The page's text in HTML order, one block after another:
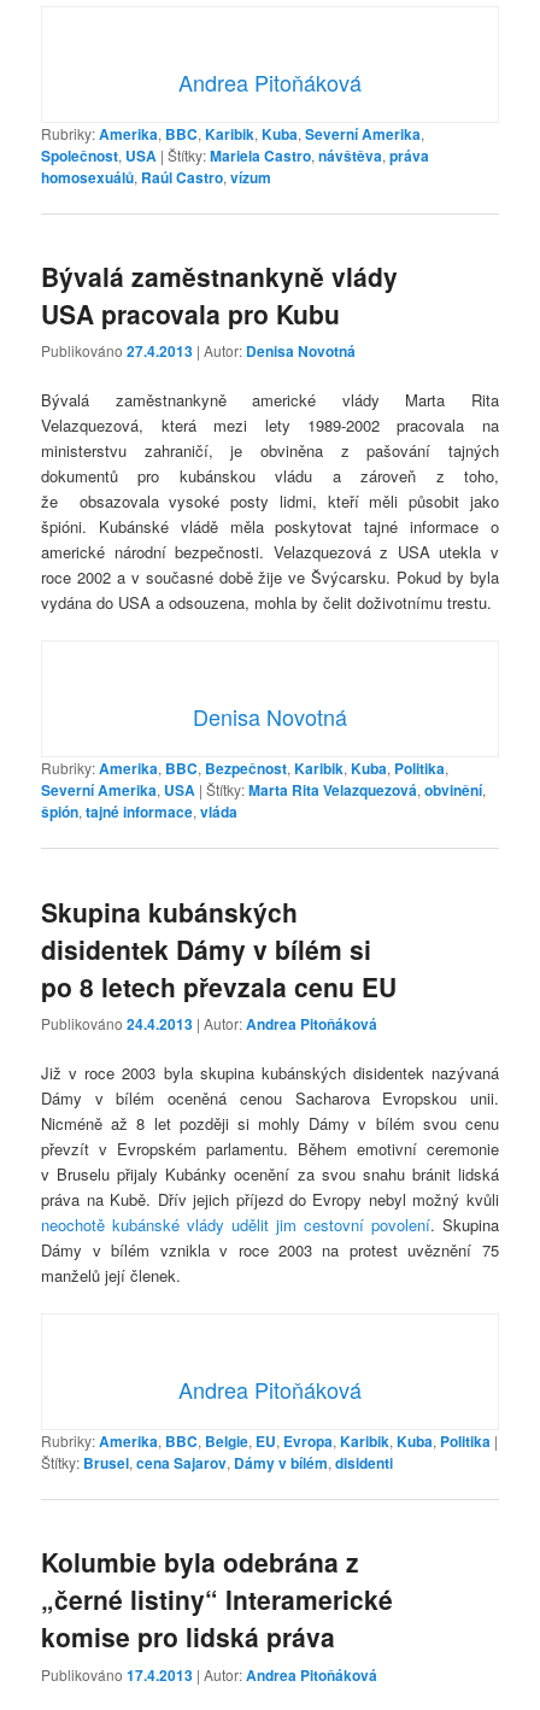
Andrea Pitoňáková
Rubriky:Amerika, BBC,Karibik,Kuba,Severní Amerika,
Společnost, USA |Štítky:Mariela Castro,návštěva,práva
homosexuálů, Raúl Castro,vízum
Bývalá zaměstnankyně vlády
USA pracovala pro Kubu
Publikováno27.4.2013 | Autor: Denisa Novotná
Bývalá zaměstnankyně americké vlády Marta Rita
Velazquezová, která mezi lety 1989-2002 pracovala na
ministerstvu zahraničí, je obviněna z pašování tajných
dokumentů pro kubánskou vládu a zároveň z toho,
že obsazovala vysoké posty lidmi, kteří měli působit jako
špióni. Kubánské vládě měla poskytovat tajné informace o
americké národní bezpečnosti. Velazquezová z USA utekla v
roce 2002 a v současné době žije ve Švýcarsku. Pokud by byla
vydána do USA a odsouzena, mohla by čelit doživotnímu trestu.
Denisa Novotná
Rubriky:Amerika, BBC, Bezpečnost,Karibik,Kuba, Politika,
Severní Amerika, USA |Štítky:Marta Rita Velazquezová,obvinění,
špión,tajné informace,vláda
Skupina kubánských
disidentek Dámy v bílém si
po 8 letech převzala cenu EU
Publikováno24.4.2013 | Autor:Andrea Pitoňáková
Již v roce 2003 byla skupina kubánských disidentek nazývaná
Dámy v bílém oceněná cenou Sacharova Evropskou unii.
Nicméně až 8 let později si mohly Dámy v bílém svou cenu
převzít v Evropském parlamentu. Během emotivní ceremonie
v Bruselu přijaly Kubánky ocenění za svou snahu bránit lidská
práva na Kubě. Dřív jejich příjezd do Evropy nebyl možný kvůli
neochotě kubánské vlády udělit jim cestovní povolení. Skupina
Dámy v bílém vznikla v roce 2003 na protest uvěznění 75
manželů její členek.
Andrea Pitoňáková
Rubriky:Amerika, BBC, Belgie, EU, Evropa,Karibik,Kuba, Politika |
Štítky: Brusel,cena Sajarov, Dámy v bílém,disidenti
Kolumbie byla odebrána z
„černé listiny“ Interamerické
komise pro lidská práva
Publikováno17.4.2013 | Autor:Andrea Pitoňáková